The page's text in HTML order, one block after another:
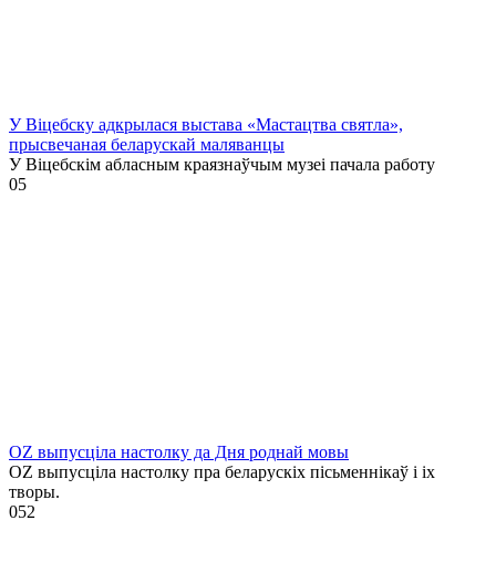
У Віцебску адкрылася выстава «Мастацтва святла»,
прысвечаная беларускай маляванцы
У Віцебскім абласным краязнаўчым музеі пачала работу
05
OZ выпусціла настолку да Дня роднай мовы
OZ выпусціла настолку пра беларускіх пісьменнікаў і іх
творы.
052